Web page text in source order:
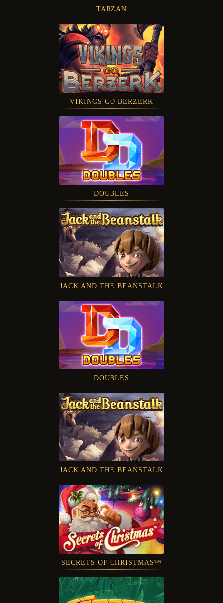
TARZAN
VIKINGS GO BERZERK
DOUBLES
JACK AND THE BEANSTALK
DOUBLES
JACK AND THE BEANSTALK
SECRETS OF CHRISTMAS™